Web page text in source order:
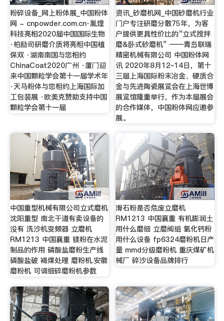
粉碎设备_网上粉体展_中国粉体
网 - cnpowder.com.cn·胤煌
科技亮相2020届中国国际生物
·柏励司研磨介质将亮相中国植
保双 ·湖南南国与您相约
ChinaCoat2020广州 ·厦门迎
来中国颗粒学会第十一届学术年
·天马粉体与您相约上海国际加
工包装展 ·欧美克赞助支持中国
颗粒学会第十一届
资讯_砂磨机网_中国砂磨机行业
门户专注研磨分散75年，为客
户提供更具性价比的“立式搅拌
磨&卧式砂磨机” ——青岛联瑞
精密机械有限公司 中国粉体网
讯 2020年8月12~14日，第十
三届上海国际粉末冶金、硬质合
金与先进陶瓷展览会在上海世博
展览馆隆重举行，作为本届展会
的合作媒体，中国粉体网应邀参
展。
中国重型机械有限公司立式磨机
沈阳重型 南北干道有卖设备的
没有 洗沙机变频器 立磨机
RM1213 中国襄重 镁粉在水泥
制品的作用 磷酸盐磨粉生产线
磷酸盐破 褐煤处理 磨粉机.安徽
磨粉机 可调细碎磨粉机参数
滑石粉是否危废立磨机
RM1213 中国襄重 有机膨润土
用什么磨细 立磨阀组 氧化钙粉
用什么设备 fp6324磨粉机日产
量 mmd分级磨粉机 重庆煤矿机
械厂 碎沙设备品牌排行